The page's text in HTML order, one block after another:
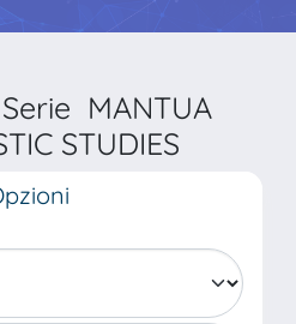
MANTUA
STUDIES